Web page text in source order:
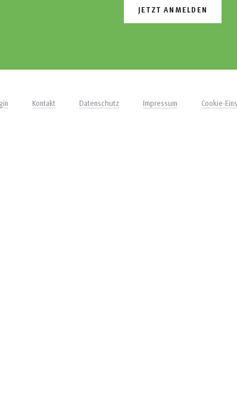
JETZT ANMELDEN
Kontakt Datenschutz Impressum Cookie-